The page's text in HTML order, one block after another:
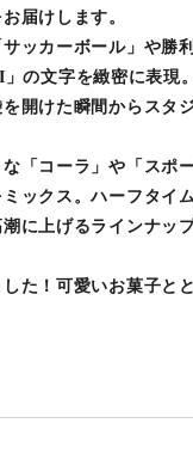
届けします。
ッカーボール」や勝
の文字を緻密に表現
開けた瞬間からスタ
「コーラ」や「スポ
ックス。ハーフタイ
に上げるラインナップ
た！可愛いお菓子と